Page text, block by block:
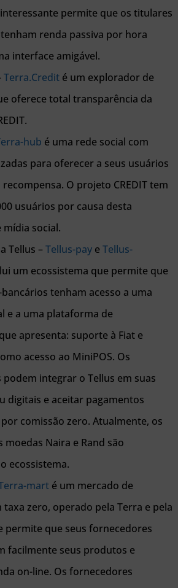
permite que os titulares
renda passiva por hora
interface amigável.
Terra.Credité um explorador de
oferece total transparência da
hub é uma rede social com
para oferecer a seus usuários
recompensa. O projeto CREDIT tem
usuários por causa desta
mídia social.
Tellus –Tellus-payeTellus-
um ecossistema que permite que
tenham acesso a uma
e a uma plataforma de
apresenta: suporte à Fiat e
acesso ao MiniPOS. Os
integrar o Tellus em suas
digitais e aceitar pagamentos
comissão zero. Atualmente, os
moedas Naira e Rand são
ecossistema.
marté um mercado de
taxa zero, operado pela Terra e pela
permite que seus fornecedores
facilmente seus produtos e
on-line. Os fornecedores